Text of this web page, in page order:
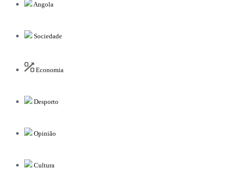
Angola
Sociedade
Economia
Desporto
Opinião
Cultura